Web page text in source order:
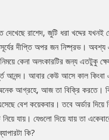
দেখেছে রাশেদ, জুটি ধরা খদ্দের
দীপ্তি অপর জন নিষ্প্রভ।
কেনা অলংকারটির জন্য এতটুকু
আনন্দ। আবার কেউ আসে কাল
অনেক আগ্রহে, আজ তা বিক্রি করতে।
বেশ কয়েকবার। তবে অর্ডার
যায়। যেগুলো দিয়ে যায় তা
কি?